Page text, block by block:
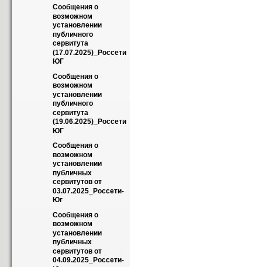
Сообщения о
возможном
установлении
публичного
сервитута
(17.07.2025)_Россети
ЮГ
Сообщения о
возможном
установлении
публичного
сервитута
(19.06.2025)_Россети
ЮГ
Сообщения о
возможном
установлении
публичных
сервитутов от
03.07.2025_Россети-
Юг
Сообщения о
возможном
установлении
публичных
сервитутов от
04.09.2025_Россети-